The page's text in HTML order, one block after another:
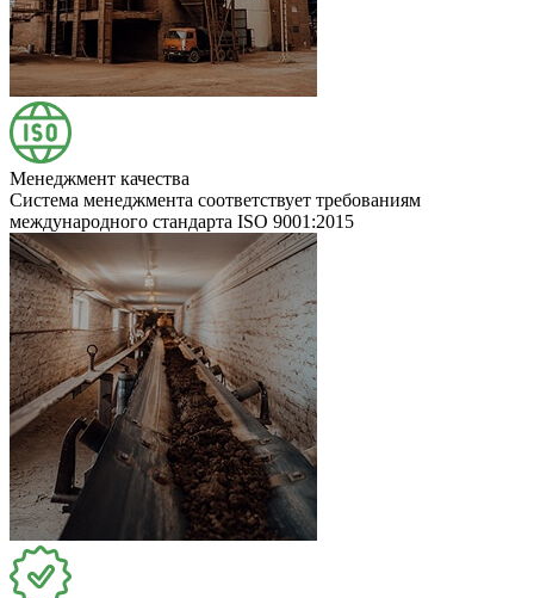
Менеджмент качества
Система менеджмента соответствует требованиям
международного стандарта ISO 9001:2015